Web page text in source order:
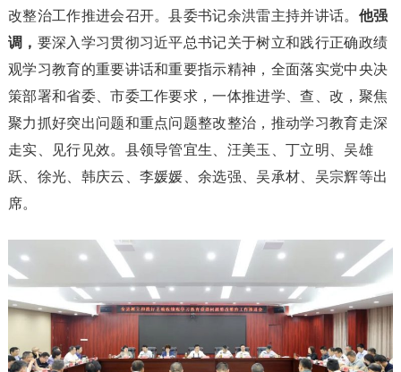
改整治工作推进会召开。县委书记余洪雷主持并讲话。 他强
调， 要深入学习贯彻习近平总书记关于树立和践行正确政绩
观学习教育的重要讲话和重要指示精神，全面落实党中央决
策部署和省委、市委工作要求，一体推进学、查、改，聚焦
聚力抓好突出问题和重点问题整改整治，推动学习教育走深
走实、见行见效。县领导管宜生、汪美玉、丁立明、吴雄
跃、徐光、韩庆云、李媛媛、余选强、吴承材、吴宗辉等出
席。